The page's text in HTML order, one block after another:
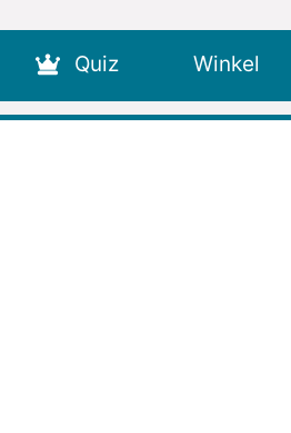
Quiz Winkel